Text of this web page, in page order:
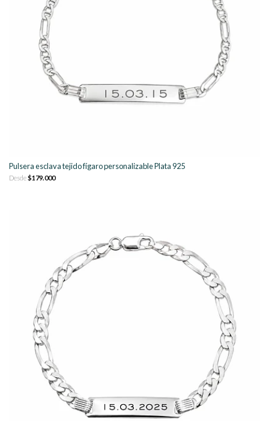
Pulsera esclava tejido fígaro personalizable Plata 925
Desde$179.000